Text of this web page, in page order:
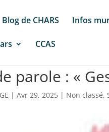
Blog de CHARS Infos
CCAS
parole : «
|Avr 29, 2025 | Non classé,